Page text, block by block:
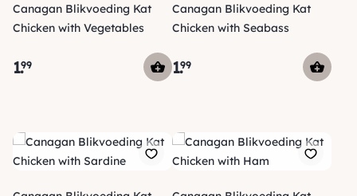
Canagan Blikvoeding Kat
Chicken with Vegetables
1.99
Canagan Blikvoeding Kat
Chicken with Seabass
1.99